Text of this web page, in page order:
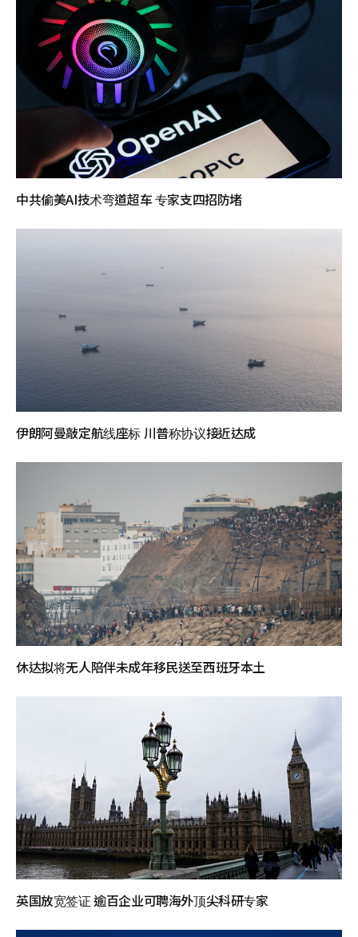
中共偷美AI技术弯道超车 专家支四招防堵
伊朗阿曼敲定航线座标 川普称协议接近达成
休达拟将无人陪伴未成年移民送至西班牙本土
英国放宽签证 逾百企业可聘海外顶尖科研专家